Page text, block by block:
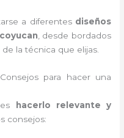
a diferentes diseños
, desde bordados
la técnica que elijas.
para hacer una
hacerlo relevante y
consejos: